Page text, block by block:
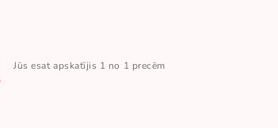
Jūs esat apskatījis 1 no 1 precēm